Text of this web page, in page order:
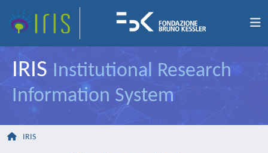
IRIS Institutional Research
Information System
IRIS